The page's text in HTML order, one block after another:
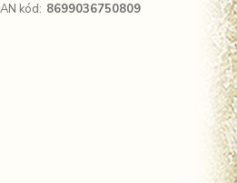
kód: 8699036750809